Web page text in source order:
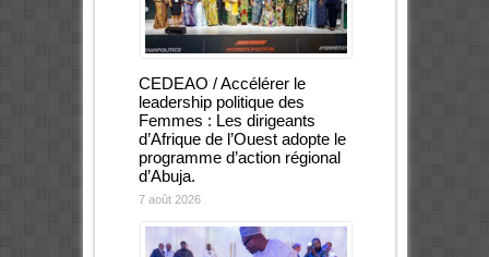
CEDEAO / Accélérer le
leadership politique des
Femmes : Les dirigeants
d’Afrique de l’Ouest adopte le
programme d’action régional
d’Abuja.
7 août 2026